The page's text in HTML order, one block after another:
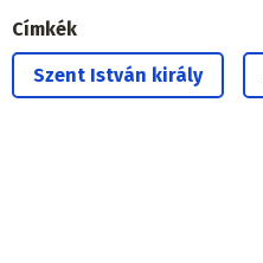
Címkék
Szent István király